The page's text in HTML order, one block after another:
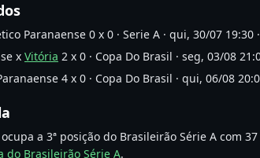
Paranaense 0 x 0 · Serie A · qui, 30/07 19:30
x Vitória 2 x 0 · Copa Do Brasil · seg, 03/08
4 x 0 · Copa Do Brasil · qui, 06/08
a 3ª posição do Brasileirão Série A com
do Brasileirão Série A.